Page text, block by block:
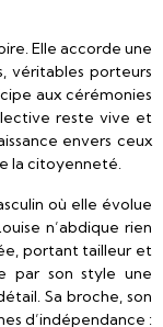
Elle accorde une
véritables porteurs
aux cérémonies
reste vive et
envers ceux
la citoyenneté.
où elle évolue
n’abdique rien
portant tailleur et
par son style une
Sa broche, son
d’indépendance :